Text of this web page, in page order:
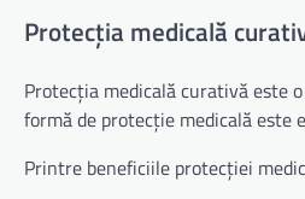
Protecția medicală
Protecția medicală curativă este
formă de protecție medicală este
Printre beneficiile protecției